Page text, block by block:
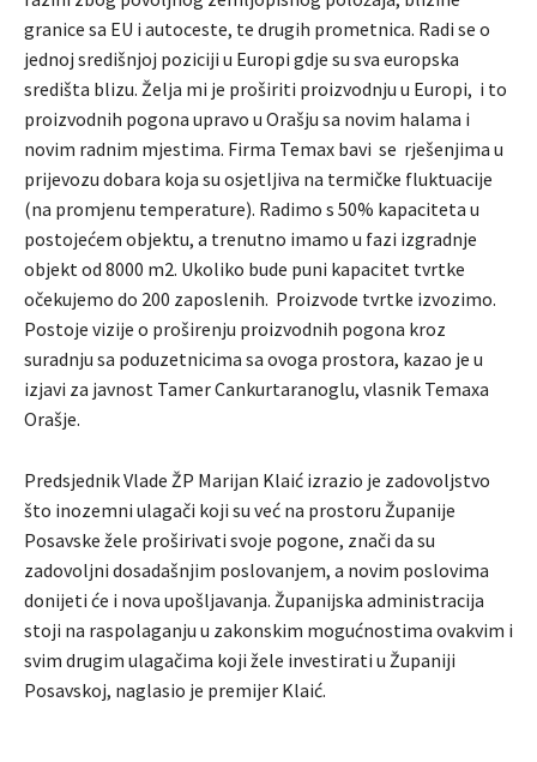
granice sa EU i autoceste, te drugih prometnica. Radi se o
jednoj središnjoj poziciji u Europi gdje su sva europska
središta blizu. Želja mi je proširiti proizvodnju u Europi, i to
proizvodnih pogona upravo u Orašju sa novim halama i
novim radnim mjestima. Firma Temax bavi se rješenjima u
prijevozu dobara koja su osjetljiva na termičke fluktuacije
(na promjenu temperature). Radimo s 50% kapaciteta u
postojećem objektu, a trenutno imamo u fazi izgradnje
objekt od 8000 m2. Ukoliko bude puni kapacitet tvrtke
očekujemo do 200 zaposlenih. Proizvode tvrtke izvozimo.
Postoje vizije o proširenju proizvodnih pogona kroz
suradnju sa poduzetnicima sa ovoga prostora, kazao je u
izjavi za javnost Tamer Cankurtaranoglu, vlasnik Temaxa
Orašje.
Predsjednik Vlade ŽP Marijan Klaić izrazio je zadovoljstvo
što inozemni ulagači koji su već na prostoru Županije
Posavske žele proširivati svoje pogone, znači da su
zadovoljni dosadašnjim poslovanjem, a novim poslovima
donijeti će i nova upošljavanja. Županijska administracija
stoji na raspolaganju u zakonskim mogućnostima ovakvim i
svim drugim ulagačima koji žele investirati u Županiji
Posavskoj, naglasio je premijer Klaić.